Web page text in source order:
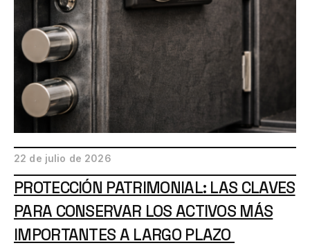
22 de julio de 2026
PROTECCIÓN PATRIMONIAL: LAS CLAVES
PARA CONSERVAR LOS ACTIVOS MÁS
IMPORTANTES A LARGO PLAZO